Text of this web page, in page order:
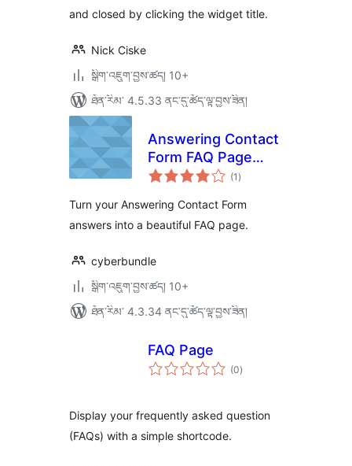
and closed by clicking the widget title.
Nick Ciske
སྒྲིག་འཇུག་བྱས་ཚད། 10+
ཐོན་རིམ་ 4.5.33 ནང་དུ་ཚོད་ལྟ་བྱས་ཟིན།
Answering Contact
Form FAQ Page
Add-on
(1 གདེང་
འཇོག་
ཚང་།
)
Turn your Answering Contact Form
answers into a beautiful FAQ page.
cyberbundle
སྒྲིག་འཇུག་བྱས་ཚད། 10+
ཐོན་རིམ་ 4.3.34 ནང་དུ་ཚོད་ལྟ་བྱས་ཟིན།
FAQ Page
(0གདེང་
འཇོག་
)
Display your frequently asked question
(FAQs) with a simple shortcode.